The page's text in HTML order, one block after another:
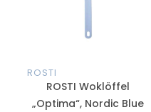
ROSTI
ROSTI Woklöffel
„Optima“, Nordic Blue